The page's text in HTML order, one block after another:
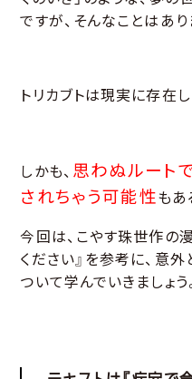
ですが、そんなことはあり
トリカブトは現実に存在し
しかも、 思わぬルート
されちゃう可能性もあ
今回は、こやす珠世作の
ください』を参考に、意
ついて学んでいきましょう